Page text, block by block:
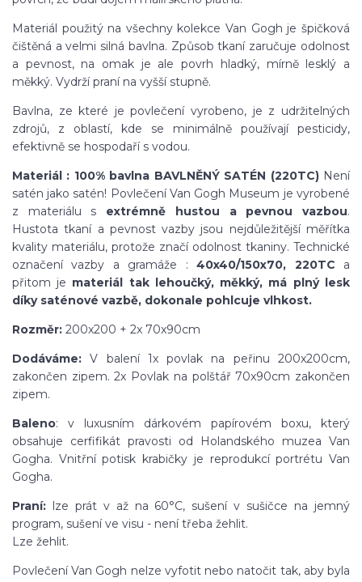
Materiál použitý na všechny kolekce Van Gogh je špičková
čištěná a velmi silná bavlna. Způsob tkaní zaručuje odolnost
a pevnost, na omak je ale povrh hladký, mírně lesklý a
měkký. Vydrží praní na vyšší stupně.
Bavlna, ze které je povlečení vyrobeno, je z udržitelných
zdrojů, z oblastí, kde se minimálně používají pesticidy,
efektivně se hospodaří s vodou.
Materiál : 100% bavlna BAVLNĚNÝ SATÉN (220TC) Není
satén jako satén! Povlečení Van Gogh Museum je vyrobené
z materiálu s extrémně hustou a pevnou vazbou.
Hustota tkaní a pevnost vazby jsou nejdůležitější měřítka
kvality materiálu, protože značí odolnost tkaniny. Technické
označení vazby a gramáže :40x40/150x70, 220TC a
přitom je materiál tak lehoučký, měkký, má plný lesk
díky saténové vazbě, dokonale pohlcuje vlhkost.
Rozměr: 200x200 + 2x 70x90cm
Dodáváme: V balení 1x povlak na peřinu 200x200cm,
zakončen zipem. 2x Povlak na polštář 70x90cm zakončen
zipem.
Baleno: v luxusním dárkovém papírovém boxu, který
obsahuje cerfifikát pravosti od Holandského muzea Van
Gogha. Vnitřní potisk krabičky je reprodukcí portrétu Van
Gogha.
Praní: lze prát v až na 60°C, sušení v sušičce na jemný
program, sušení ve visu - není třeba žehlit.
Lze žehlit.
Povlečení Van Gogh nelze vyfotit nebo natočit tak, aby byla